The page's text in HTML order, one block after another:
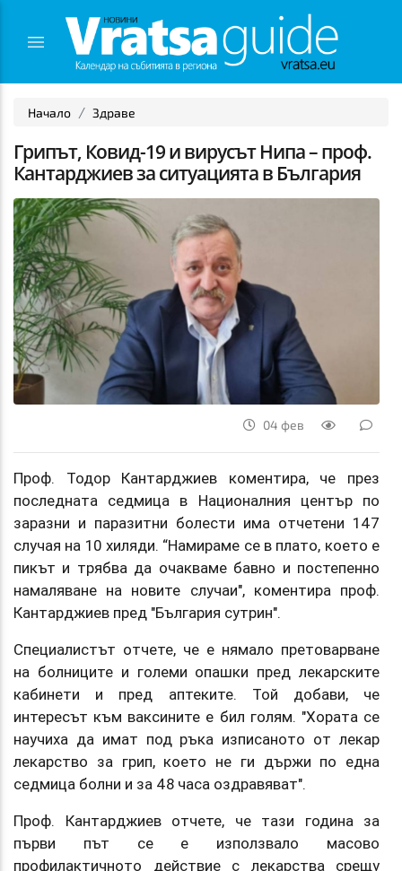
Начало Здраве
Грипът, Ковид-19 и вирусът Нипа – проф.
Кантарджиев за ситуацията в България
04 фев
Проф. Тодор Кантарджиев коментира, че през
последната седмица в Националния център по
заразни и паразитни болести има отчетени 147
случая на 10 хиляди. “Намираме се в плато, което е
пикът и трябва да очакваме бавно и постепенно
намаляване на новите случаи", коментира проф.
Кантарджиев пред "България сутрин".
Специалистът отчете, че е нямало претоварване
на болниците и големи опашки пред лекарските
кабинети и пред аптеките. Той добави, че
интересът към ваксините е бил голям. "Хората се
научиха да имат под ръка изписаното от лекар
лекарство за грип, което не ги държи по една
седмица болни и за 48 часа оздравяват".
Проф. Кантарджиев отчете, че тази година за
първи път се е използвало масово
профилактичното действие с лекарства срещу